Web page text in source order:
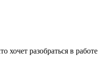
разобраться в